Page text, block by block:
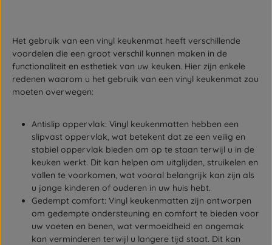
Het gebruik van een vinyl keukenmat heeft verschillende
voordelen die een groot verschil kunnen maken in de
functionaliteit en esthetiek van uw keuken. Hier zijn enkele
redenen waarom u het gebruik van een vinyl keukenmat zou
moeten overwegen:
Antislip oppervlak: Vinyl keukenmatten hebben een
slipvast oppervlak, wat betekent dat ze een veilig en
stabiel oppervlak bieden om op te staan terwijl u in de
keuken werkt. Dit kan helpen om uitglijden, struikelen en
vallen te voorkomen, wat vooral belangrijk kan zijn als
u jonge kinderen of ouderen in uw huis hebt.
Gedempt comfort: Vinyl keukenmatten zijn ontworpen
om gedempte ondersteuning en comfort te bieden voor
uw voeten en benen, wat vermoeidheid en ongemak
kan verminderen terwijl u langere tijd staat. Dit kan